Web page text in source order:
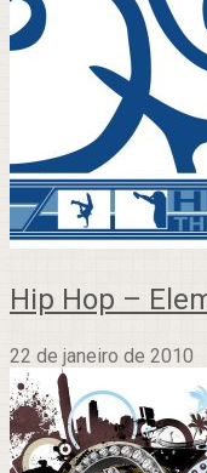
Hip Hop –
22 de janeiro de 2010